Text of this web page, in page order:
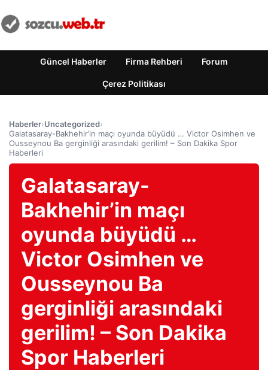
Güncel Haberler Firma Rehberi Forum
Çerez Politikası
Haberler›Uncategorized›
Galatasaray-Bakhehir’in maçı oyunda büyüdü … Victor Osimhen ve
Ousseynou Ba gerginliği arasındaki gerilim! – Son Dakika Spor
Haberleri
Galatasaray-
Bakhehir’in maçı
oyunda büyüdü …
Victor Osimhen ve
Ousseynou Ba
gerginliği arasındaki
gerilim! – Son Dakika
Spor Haberleri